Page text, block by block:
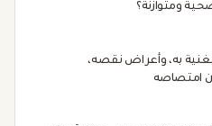
ومتوازنة؟
به، وأعراض نقصه،
امتصاصه